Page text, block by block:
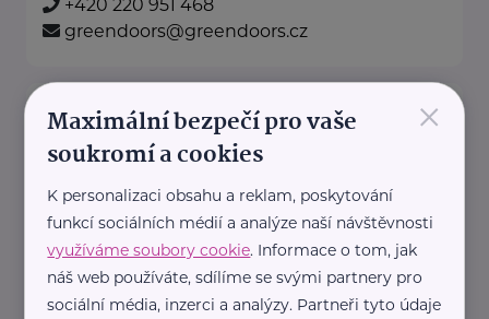
+420 220 951 468
greendoors@greendoors.cz
Klub svobodných matek z.s.
Dukelských hrdinů 34 Praha 7
"Pomáháme rodičům a jejich
dětem."
Rodinám samoživitelů z celé ČR
poskytujeme finanční, materiální,
×
Maximální bezpečí pro vaše
soukromí a cookies
K personalizaci obsahu a reklam, poskytování
funkcí sociálních médií a analýze naší návštěvnosti
využíváme soubory cookie. Informace o tom, jak
náš web používáte, sdílíme se svými partnery pro
sociální média, inzerci a analýzy. Partneři tyto údaje